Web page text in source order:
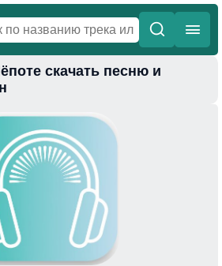
скачать песню и